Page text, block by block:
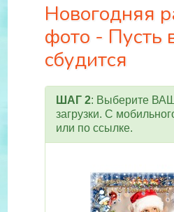
Новогодняя
фото - Пусть
сбудится
ШАГ 2: Выберите
загрузки. С
или по ссылке.